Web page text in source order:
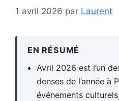
1 avril 2026 par Laurent
EN RÉSUMÉ
Avril 2026 est l’un
denses de l’année à
événements